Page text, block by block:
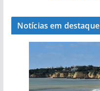
Notícias em destaque